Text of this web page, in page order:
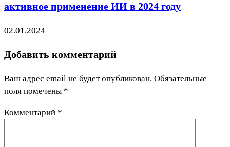
активное применение ИИ в 2024 году
02.01.2024
Добавить комментарий
Ваш адрес email не будет опубликован. Обязательные
поля помечены *
Комментарий *